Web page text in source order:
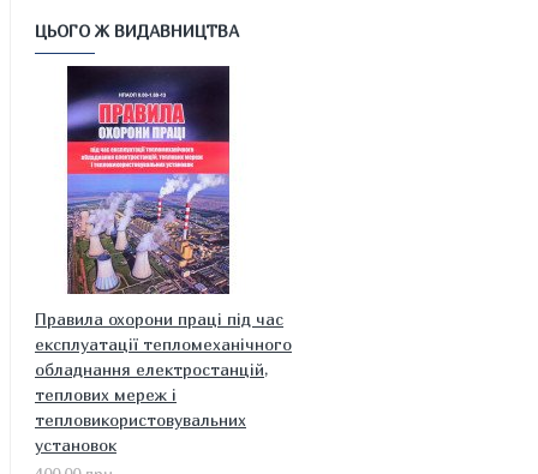
ЦЬОГО Ж ВИДАВНИЦТВА
Правила охорони праці під час
експлуатації тепломеханічного
обладнання електростанцій,
теплових мереж і
тепловикористовувальних
установок